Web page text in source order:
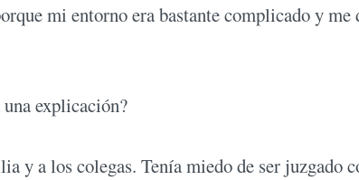
mi entorno era bastante complicado y me
explicación?
y a los colegas. Tenía miedo de ser juzgado